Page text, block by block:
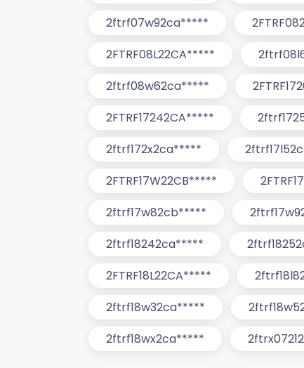
2ftrf07w92ca*****
2FTRF08L22CA*****
2ftrf08w62ca*****
2FTRF17242CA*****
2ftrf172x2ca*****
2FTRF17W22CB*****
2ftrf17w82cb*****
2ftrf18242ca*****
2FTRF18L22CA*****
2ftrf18w32ca*****
2ftrf18wx2ca*****